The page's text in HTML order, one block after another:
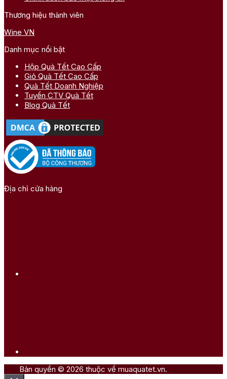
Thương hiệu thành viên
Wine VN
Danh mục nổi bật
Hộp Quà Tết Cao Cấp
Giỏ Quà Tết Cao Cấp
Quà Tết Doanh Nghiệp
Tuyển CTV Quà Tết
Blog Quà Tết
Địa chỉ cửa hàng
Bản quyền © 2026 thuộc về muaquatet.vn.